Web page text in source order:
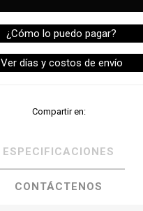
¿Cómo lo puedo pagar?
Ver días y costos de envío
Compartir en:
ESPECIFICACIONES
CONTÁCTENOS